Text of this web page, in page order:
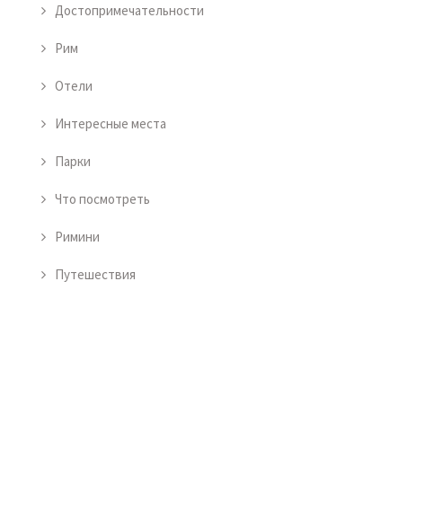
Достопримечательности
Рим
Отели
Интересные места
Парки
Что посмотреть
Римини
Путешествия